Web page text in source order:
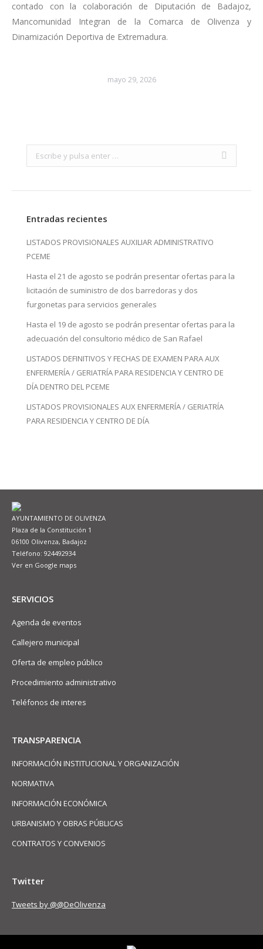
contado con la colaboración de Diputación de Badajoz,
Mancomunidad Integran de la Comarca de Olivenza y
Dinamización Deportiva de Extremadura.
mayo 29, 2026
Search:
Entradas recientes
LISTADOS PROVISIONALES AUXILIAR ADMINISTRATIVO
PCEME
Hasta el 21 de agosto se podrán presentar ofertas para la
licitación de suministro de dos barredoras y dos
furgonetas para servicios generales
Hasta el 19 de agosto se podrán presentar ofertas para la
adecuación del consultorio médico de San Rafael
LISTADOS DEFINITIVOS Y FECHAS DE EXAMEN PARA AUX
ENFERMERÍA / GERIATRÍA PARA RESIDENCIA Y CENTRO DE
DÍA DENTRO DEL PCEME
LISTADOS PROVISIONALES AUX ENFERMERÍA / GERIATRÍA
PARA RESIDENCIA Y CENTRO DE DÍA
AYUNTAMIENTO DE OLIVENZA
Plaza de la Constitución 1
06100 Olivenza, Badajoz
Teléfono: 924492934
Ver en Google maps
SERVICIOS
Agenda de eventos
Callejero municipal
Oferta de empleo público
Procedimiento administrativo
Teléfonos de interes
TRANSPARENCIA
INFORMACIÓN INSTITUCIONAL Y ORGANIZACIÓN
NORMATIVA
INFORMACIÓN ECONÓMICA
URBANISMO Y OBRAS PÚBLICAS
CONTRATOS Y CONVENIOS
Twitter
Tweets by @@DeOlivenza